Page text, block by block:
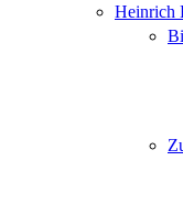
Heinrich